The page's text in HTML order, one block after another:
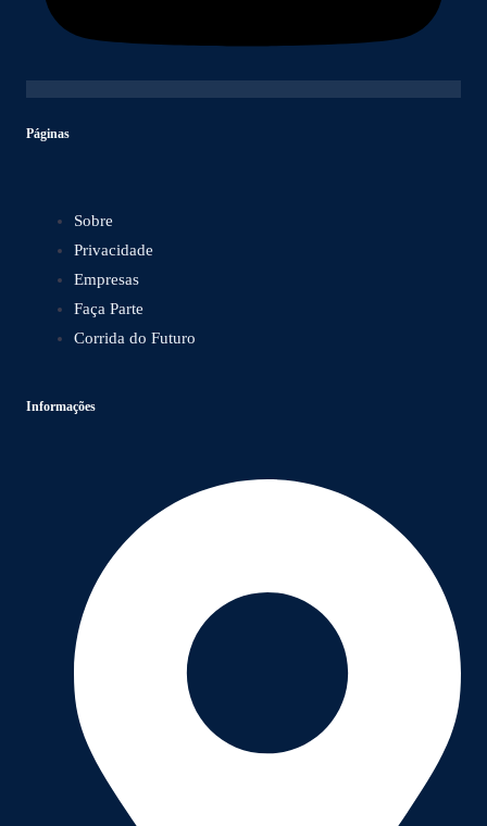
Páginas
Sobre
Privacidade
Empresas
Faça Parte
Corrida do Futuro
Informações